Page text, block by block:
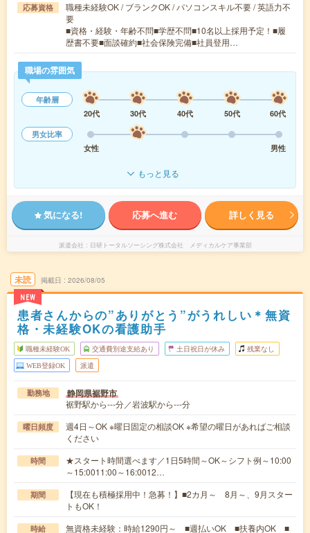
応募資格
職種未経験OK / ブランクOK / パソコンスキル不要 / 英語力不
要
■資格・経験・年齢不問■学歴不問■10名以上採用予定！■履
歴書不要■面談確約■社会保険完備■社員登用…
職場の雰囲気
年齢層
20代
30代 40代 50代
60代
男女比率
女性
男性
もっと見る
気になる! 応募へ進む 詳しく見る
派遣会社 日研トータルソーシング株式会社 メディカルケア事業部
未読
NEW
掲載日 2026/08/05
患者さんからの”ありがとう”がうれしい＊無資
格・未経験OKの看護助手
職種未経験OK 交通費別途支給あり 土日祝日が休み 残業なし
WEB登録OK 派遣
勤務地 静岡県裾野市
裾野駅から---分／岩波駅から---分
曜日頻度
週4日～OK ※曜日固定の相談OK ※希望の曜日があればご相談
ください
時間
★スタート時間選べます／1日5時間～OK～シフト例～10:00
～15:0011:00～16:0012…
期間
【現在も積極採用中！急募！】■2カ月～ 8月～、9月スター
トもOK！
時給 無資格未経験：時給1290円～ ■週払いOK ■扶養内OK ■